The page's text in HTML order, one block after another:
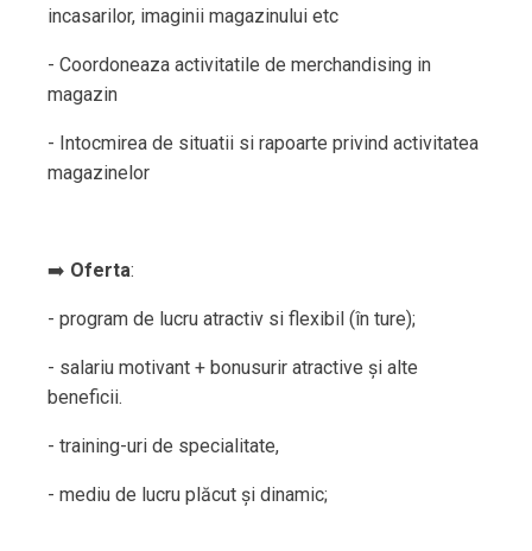
incasarilor, imaginii magazinului etc
- Coordoneaza activitatile de merchandising in
magazin
- Intocmirea de situatii si rapoarte privind activitatea
magazinelor
➡️ Oferta:
- program de lucru atractiv si flexibil (în ture);
- salariu motivant + bonusurir atractive și alte
beneficii.
- training-uri de specialitate,
- mediu de lucru plăcut și dinamic;